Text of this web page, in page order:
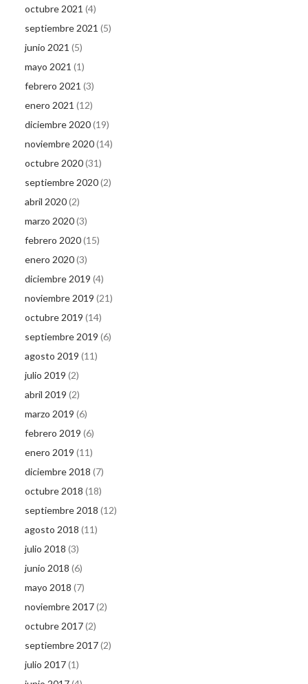
octubre 2021 (4)
septiembre 2021 (5)
junio 2021 (5)
mayo 2021 (1)
febrero 2021 (3)
enero 2021 (12)
diciembre 2020(19)
noviembre 2020(14)
octubre 2020(31)
septiembre 2020(2)
abril 2020(2)
marzo 2020(3)
febrero 2020(15)
enero 2020(3)
diciembre 2019 (4)
noviembre 2019 (21)
octubre 2019 (14)
septiembre 2019 (6)
agosto 2019 (11)
julio 2019 (2)
abril 2019 (2)
marzo 2019 (6)
febrero 2019 (6)
enero 2019 (11)
diciembre 2018 (7)
octubre 2018 (18)
septiembre 2018 (12)
agosto 2018 (11)
julio 2018 (3)
junio 2018 (6)
mayo 2018 (7)
noviembre 2017(2)
octubre 2017(2)
septiembre 2017(2)
julio 2017(1)